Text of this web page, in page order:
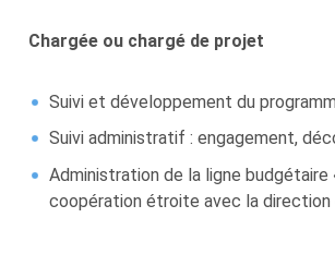
Chargée ou chargé de projet
Suivi et développement du
Suivi administratif : engagement,
Administration de la ligne budgétaire
coopération étroite avec la direction